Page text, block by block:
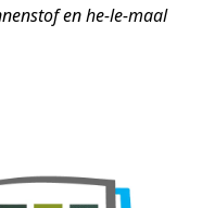
en he-le-maal